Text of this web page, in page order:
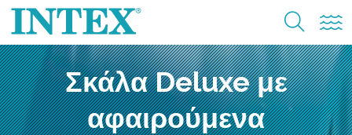
Σκάλα Deluxe με
αφαιρούμενα